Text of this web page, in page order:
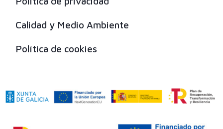
Calidad y Medio Ambiente
Política de cookies